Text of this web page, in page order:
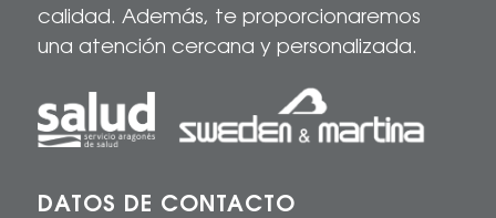
calidad. Además, te proporcionaremos
una atención cercana y personalizada.
DATOS DE CONTACTO